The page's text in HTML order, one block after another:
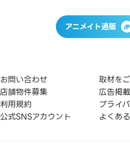
アニメイト通販
お問い合わせ
取材を
店舗物件募集
広告掲
利用規約
プライ
公式SNSアカウント
よくあ